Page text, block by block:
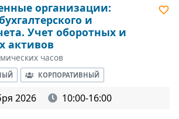
организации:
и
Учет оборотных и
активов
часов
КОРПОРАТИВНЫЙ
2026 10:00-16:00